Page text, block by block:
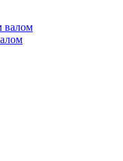
валом